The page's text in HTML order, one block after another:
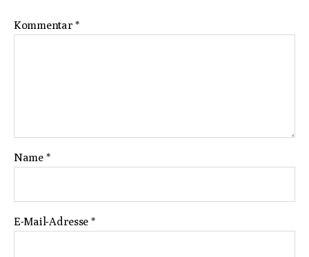
Kommentar*
Name *
E-Mail-Adresse *